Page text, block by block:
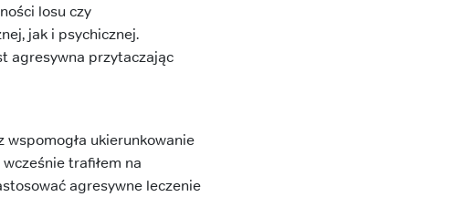
losu czy
jak i psychicznej.
agresywna przytaczając
wspomogła ukierunkowanie
trafiłem na
agresywne leczenie